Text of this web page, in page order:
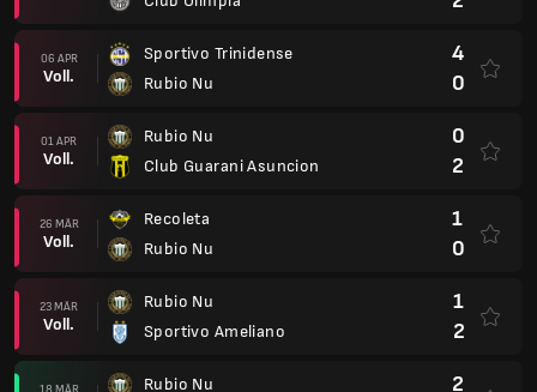
18 MÄR
Voll.
Rubio Nu
Cerro Porteno
2
0
15 MÄR
Voll.
Nacional
Rubio Nu
1
0
08 MÄR
Voll.
Rubio Nu
CS 2 de Mayo
0
1
02 MÄR
Voll.
Club Sportivo Luqueno
Rubio Nu
0
1
26 FEB
Rubio Nu
2